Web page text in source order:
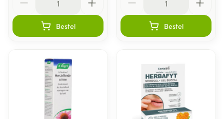
Bestel Bestel